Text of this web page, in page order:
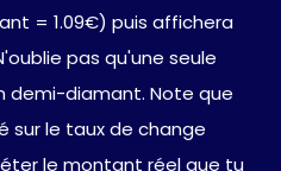
= 1.09€) puis affichera
pas qu'une seule
demi-diamant. Note que
sur le taux de change
le montant réel que tu